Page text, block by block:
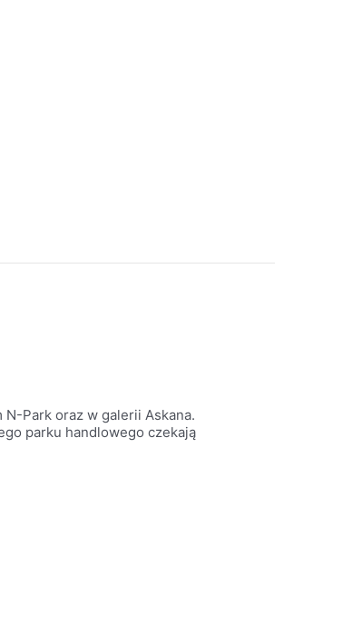
Park oraz w galerii Askana.
parku handlowego czekają